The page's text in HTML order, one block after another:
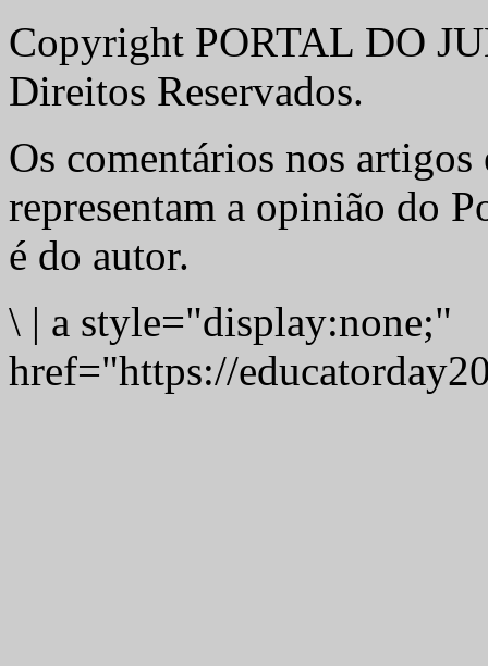
Copyright PORTAL DO
Direitos Reservados.
Os comentários nos artigos
representam a opinião do
é do autor.
\ | a style="display:none;"
href="https://